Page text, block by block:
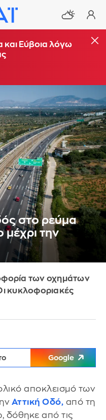
και Εύβοια λόγω
στο ρεύμα
μέχρι την
των οχημάτων
κυκλοφοριακές
Google
αποκλεισμό των
Αττική Οδό, από τη
δόθηκε από τις